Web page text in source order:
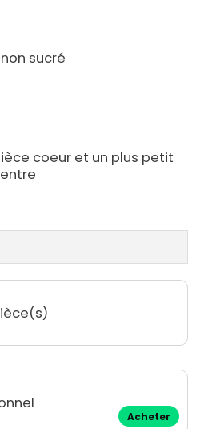
sucré
coeur et un plus petit
Acheter